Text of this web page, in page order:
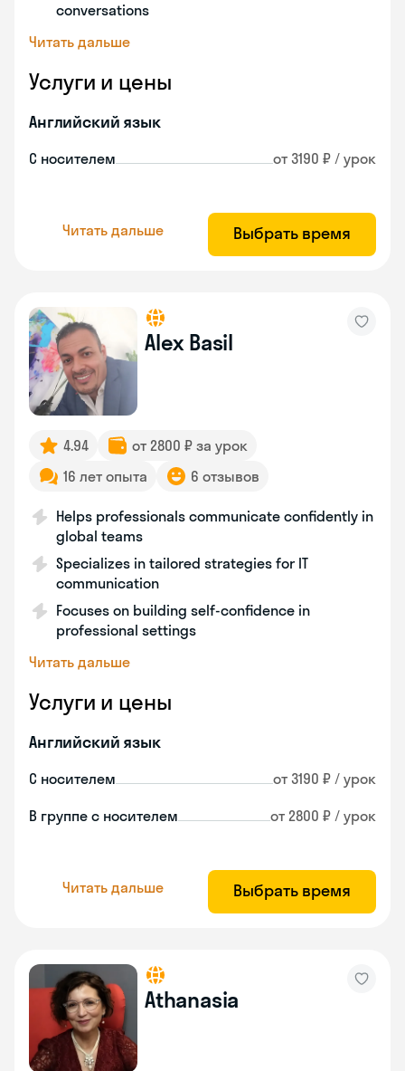
conversations
Читать дальше
Услуги и цены
Английский язык
С носителем от 3190 ₽ / урок
Читать дальше Выбрать время
Alex Basil
4.94
от 2800 ₽ за урок
16 лет опыта
6 отзывов
Helps professionals communicate confidently in
global teams
Specializes in tailored strategies for IT
communication
Focuses on building self-confidence in
professional settings
Читать дальше
Услуги и цены
Английский язык
С носителем от 3190 ₽ / урок
В группе с носителем от 2800 ₽ / урок
Читать дальше Выбрать время
Athanasia